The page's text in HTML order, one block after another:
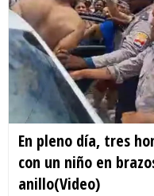
En pleno día, tres
con un niño en
anillo(Video)